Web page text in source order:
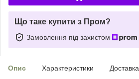
Що таке купити з Пром?
Замовлення під захистом
Опис Характеристики Доставка